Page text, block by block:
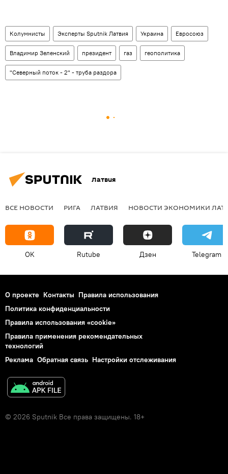
Колумнисты Эксперты Sputnik Латвия Украина Евросоюз
Владимир Зеленский президент газ геополитика
"Северный поток - 2" - труба раздора
Латвия
ВСЕ НОВОСТИ РИГА ЛАТВИЯ НОВОСТИ ЭКОНОМИКИ
OK Rutube Дзен Telegram
О проекте Контакты Правила использования
Политика конфиденциальности
Правила использования «cookie»
Правила применения рекомендательных
технологий
Реклама Обратная связь Настройки отслеживания
© 2026 Sputnik Все права защищены. 18+